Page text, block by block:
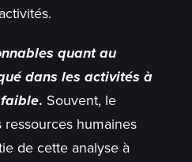
quant au
dans les activités à
. Souvent, le
humaines
de cette analyse à